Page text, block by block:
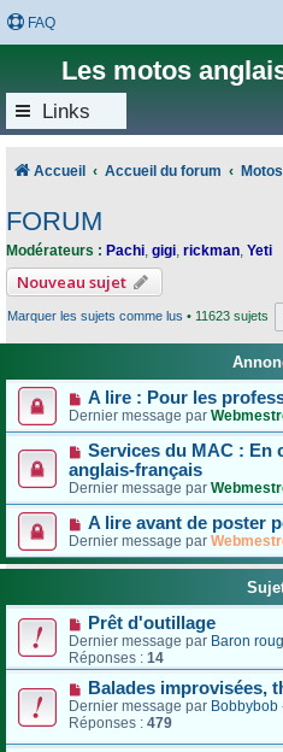
FAQ
Les motos
Links
Accueil Accueil du forum
FORUM
Modérateurs : Pachi, gigi, rickman, Yeti
Nouveau sujet
Marquer les sujets comme lus • 11623 sujets
A lire : Pour les
Dernier message par
Services du MAC : En
anglais-français
Dernier message par
A lire avant de poster
Dernier message par
Prêt d'outillage
Dernier message par Baron
Réponses : 14
Balades improvisées,
Dernier message par Bobbybob
Réponses : 479